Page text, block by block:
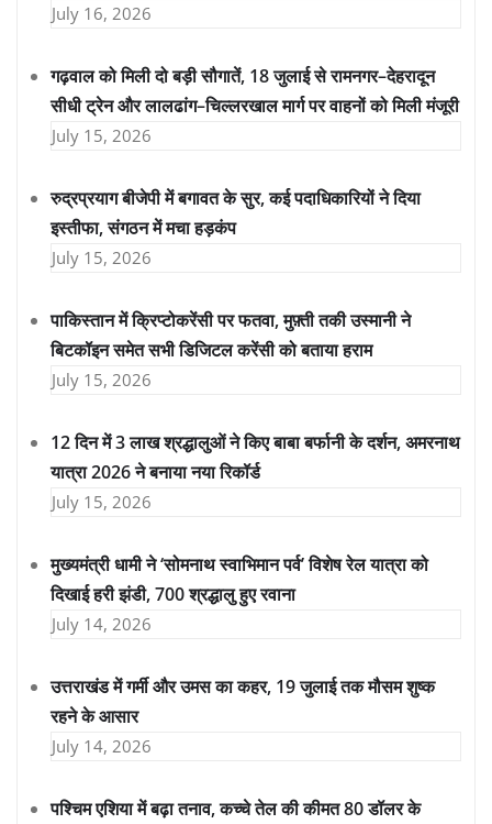
July 16, 2026
गढ़वाल को मिली दो बड़ी सौगातें, 18 जुलाई से रामनगर–देहरादून
सीधी ट्रेन और लालढांग–चिल्लरखाल मार्ग पर वाहनों को मिली मंजूरी
July 15, 2026
रुद्रप्रयाग बीजेपी में बगावत के सुर, कई पदाधिकारियों ने दिया
इस्तीफा, संगठन में मचा हड़कंप
July 15, 2026
पाकिस्तान में क्रिप्टोकरेंसी पर फतवा, मुफ़्ती तकी उस्मानी ने
बिटकॉइन समेत सभी डिजिटल करेंसी को बताया हराम
July 15, 2026
12 दिन में 3 लाख श्रद्धालुओं ने किए बाबा बर्फानी के दर्शन, अमरनाथ
यात्रा 2026 ने बनाया नया रिकॉर्ड
July 15, 2026
मुख्यमंत्री धामी ने ‘सोमनाथ स्वाभिमान पर्व’ विशेष रेल यात्रा को
दिखाई हरी झंडी, 700 श्रद्धालु हुए रवाना
July 14, 2026
उत्तराखंड में गर्मी और उमस का कहर, 19 जुलाई तक मौसम शुष्क
रहने के आसार
July 14, 2026
पश्चिम एशिया में बढ़ा तनाव, कच्चे तेल की कीमत 80 डॉलर के